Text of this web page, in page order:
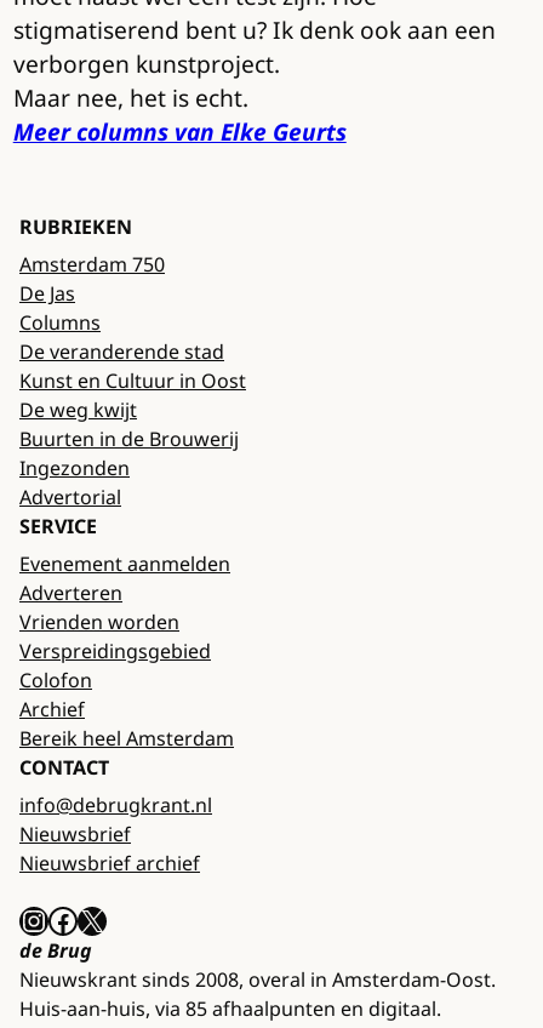
stigmatiserend bent u? Ik denk ook aan een
verborgen kunstproject.
Maar nee, het is echt.
Meer columns van Elke Geurts
RUBRIEKEN
Amsterdam 750
De Jas
Columns
De veranderende stad
Kunst en Cultuur in Oost
De weg kwijt
Buurten in de Brouwerij
Ingezonden
Advertorial
SERVICE
Evenement aanmelden
Adverteren
Vrienden worden
Verspreidingsgebied
Colofon
Archief
Bereik heel Amsterdam
CONTACT
info@debrugkrant.nl
Nieuwsbrief
Nieuwsbrief archief
InstagramFacebook X
de Brug
Nieuwskrant sinds 2008, overal in Amsterdam-Oost.
Huis-aan-huis, via 85 afhaalpunten en digitaal.